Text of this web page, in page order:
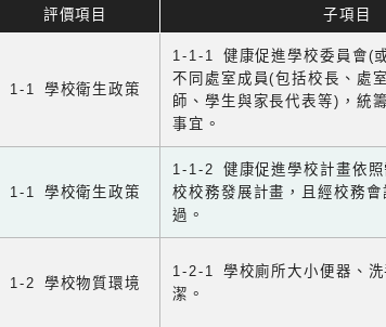
評價項目 子項目
1-1 學校衛生政策
1-1-1 健康促進學校委員會(
不同處室成員(包括校長、處
師、學生與家長代表等)，統
事宜。
1-1 學校衛生政策
1-1-2 健康促進學校計畫依照
校校務發展計畫，且經校務
過。
1-2 學校物質環境
1-2-1 學校廁所大小便器、洗
潔。